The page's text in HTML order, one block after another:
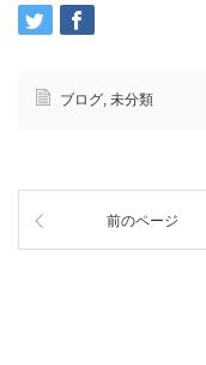
ブログ, 未分類
前のページ